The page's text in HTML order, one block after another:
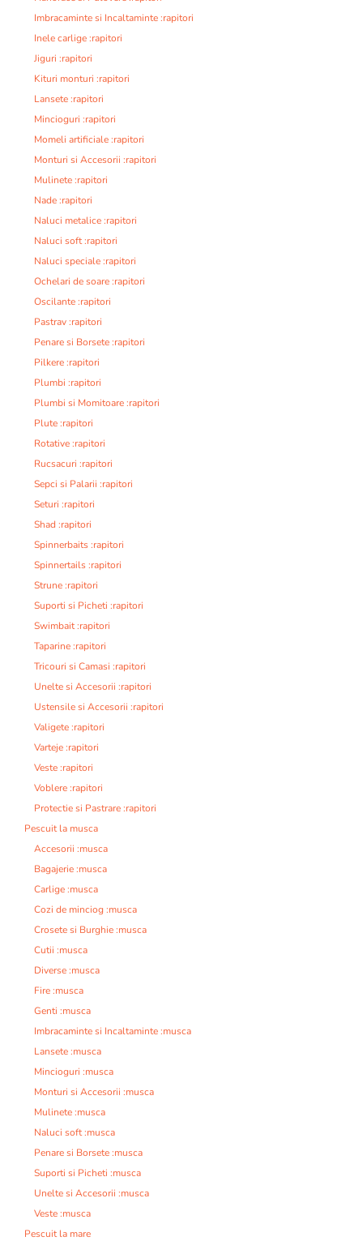
Imbracaminte si Incaltaminte :rapitori
Inele carlige :rapitori
Jiguri :rapitori
Kituri monturi :rapitori
Lansete :rapitori
Mincioguri :rapitori
Momeli artificiale :rapitori
Monturi si Accesorii :rapitori
Mulinete :rapitori
Nade :rapitori
Naluci metalice :rapitori
Naluci soft :rapitori
Naluci speciale :rapitori
Ochelari de soare :rapitori
Oscilante :rapitori
Pastrav :rapitori
Penare si Borsete :rapitori
Pilkere :rapitori
Plumbi :rapitori
Plumbi si Momitoare :rapitori
Plute :rapitori
Rotative :rapitori
Rucsacuri :rapitori
Sepci si Palarii :rapitori
Seturi :rapitori
Shad :rapitori
Spinnerbaits :rapitori
Spinnertails :rapitori
Strune :rapitori
Suporti si Picheti :rapitori
Swimbait :rapitori
Taparine :rapitori
Tricouri si Camasi :rapitori
Unelte si Accesorii :rapitori
Ustensile si Accesorii :rapitori
Valigete :rapitori
Varteje :rapitori
Veste :rapitori
Voblere :rapitori
Protectie si Pastrare :rapitori
Pescuit la musca
Accesorii :musca
Bagajerie :musca
Carlige :musca
Cozi de minciog :musca
Crosete si Burghie :musca
Cutii :musca
Diverse :musca
Fire :musca
Genti :musca
Imbracaminte si Incaltaminte :musca
Lansete :musca
Mincioguri :musca
Monturi si Accesorii :musca
Mulinete :musca
Naluci soft :musca
Penare si Borsete :musca
Suporti si Picheti :musca
Unelte si Accesorii :musca
Veste :musca
Pescuit la mare